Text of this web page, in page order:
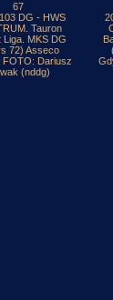
67
DG - HWS
Tauron
Liga. MKS DG
72) Asseco
FOTO: Dariusz
(nddg)